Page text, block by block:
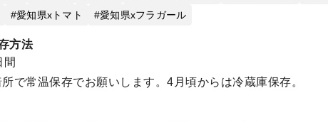
愛知県xトマト 愛知県xフラガール
方法
間
で常温保存でお願いします。4月頃からは冷蔵庫保存。